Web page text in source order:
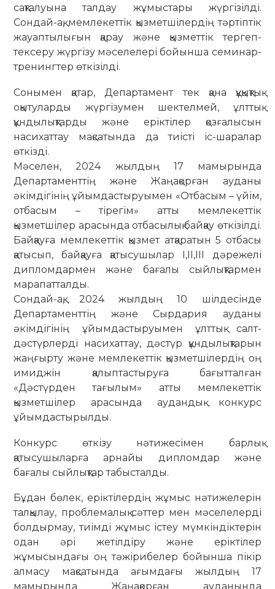
сақталуына талдау жұмыстары жүргізілді.
Сондай-ақ, мемлекеттік қызметшілердің тәртіптік
жауаптылығын қарау және қызметтік тергеп-
тексеру жүргізу мәселелері бойынша семинар-
тренингтер өткізілді.
Сонымен қатар, Департамент тек қана құқықтық
оқытуларды жүргізумен шектелмей, ұлттық
құндылықтарды және еріктілер қозғалысын
насихаттау мақсатында да тиісті іс-шаралар
өткізді.
Мәселен, 2024 жылдың 17 мамырында
Департаменттің және Жаңақорған ауданы
әкімдігінің ұйымдастыруымен «Отбасым – үйім,
отбасым – тірегім» атты мемлекеттік
қызметшілер арасында отбасылық байқау өткізілді.
Байқауға мемлекеттік қызмет атқаратын 5 отбасы
қатысып, байқауға қатысушылар І,ІІ,ІІІ дәрежелі
дипломдармен және бағалы сыйлықтармен
марапатталды.
Сондай-ақ, 2024 жылдың 10 шілдесінде
Департаменттің және Сырдария ауданы
әкімдігінің ұйымдастыруымен ұлттық салт-
дәстүрлерді насихаттау, дәстүр құндылықтарын
жаңғырту және мемлекеттік қызметшілердің оң
имиджін қалыптастыруға бағытталған
«Дәстүрден тағылым» атты мемлекеттік
қызметшілер арасында аудандық конкурс
ұйымдастырылды.
Конкурс өткізу нәтижесімен барлық
қатысушыларға арнайы дипломдар және
бағалы сыйлықтар табысталды.
Бұдан бөлек, еріктілердің жұмыс нәтижелерін
талқылау, проблемалық сәттер мен мәселелерді
болдырмау, тиімді жұмыс істеу мүмкіндіктерін
одан әрі жетілдіру және еріктілер
жұмысындағы оң тәжірибелер бойынша пікір
алмасу мақсатында ағымдағы жылдың 17
мамырында Жаңақорған ауданында